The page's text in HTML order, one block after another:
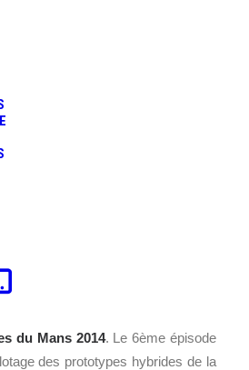
de l’Ouest) propose, depuis
série de vidéos très intéressante
du Mans2014. Le 6ème épisode
des prototypes hybrides de la